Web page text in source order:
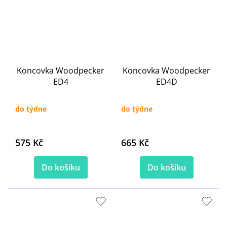
Koncovka Woodpecker
ED4
do týdne
575 Kč
Do košíku
Koncovka Woodpecker
ED4D
do týdne
665 Kč
Do košíku